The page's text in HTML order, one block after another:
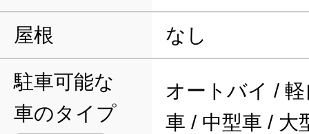
屋根 なし
駐車可能な
車のタイプ
オートバイ /
車 / 中型車 / 大